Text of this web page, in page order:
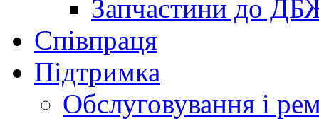
Запчастини до
Співпраця
Підтримка
Обслуговування і